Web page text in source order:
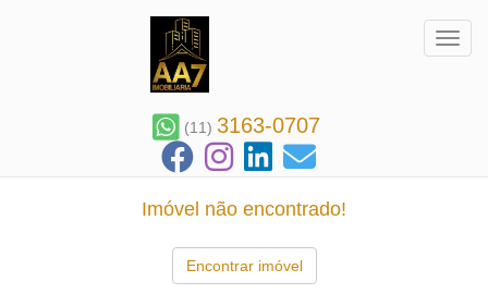
(11) 3163-0707
Imóvel não encontrado!
Encontrar imóvel